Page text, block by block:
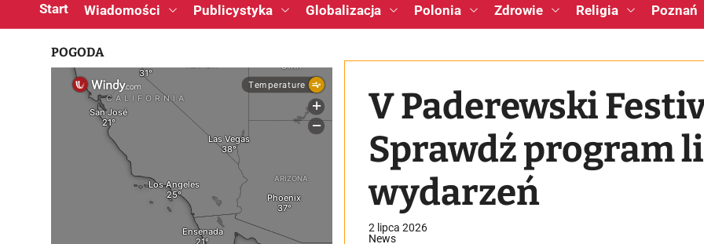
Start Wiadomości Publicystyka Globalizacja Polonia Zdrowie Religia Poznań
V Paderewski
Sprawdź program
wydarzeń
2 lipca 2026
News
POGODA